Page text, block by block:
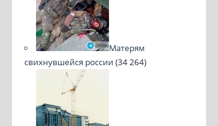
Матерям
свихнувшейся россии (34 264)